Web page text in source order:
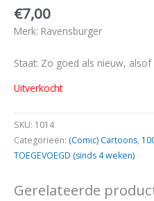
€7,00
Merk: Ravensburger
Staat: Zo goed als nieuw,
Uitverkocht
SKU: 1014
Categorieën: (Comic) Cartoons,
TOEGEVOEGD (sinds 4 weken)
Gerelateerde